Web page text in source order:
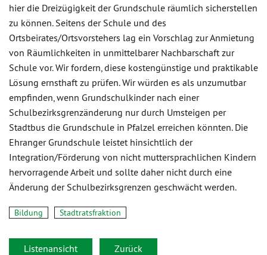
hier die Dreizügigkeit der Grundschule räumlich sicherstellen
zu können. Seitens der Schule und des
Ortsbeirates/Ortsvorstehers lag ein Vorschlag zur Anmietung
von Räumlichkeiten in unmittelbarer Nachbarschaft zur
Schule vor. Wir fordern, diese kostengünstige und praktikable
Lösung ernsthaft zu prüfen. Wir würden es als unzumutbar
empfinden, wenn Grundschulkinder nach einer
Schulbezirksgrenzänderung nur durch Umsteigen per
Stadtbus die Grundschule in Pfalzel erreichen könnten. Die
Ehranger Grundschule leistet hinsichtlich der
Integration/Förderung von nicht muttersprachlichen Kindern
hervorragende Arbeit und sollte daher nicht durch eine
Änderung der Schulbezirksgrenzen geschwächt werden.
Bildung Stadtratsfraktion
Listenansicht Zurück